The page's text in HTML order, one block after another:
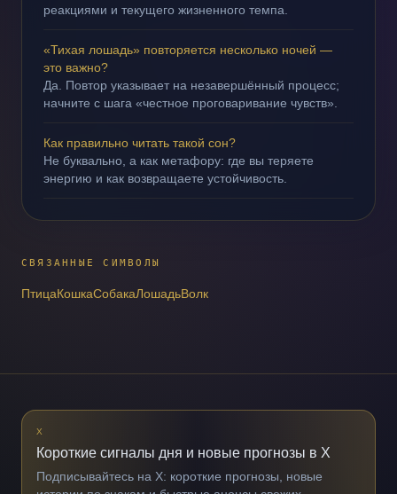
реакциями и текущего жизненного темпа.
«Тихая лошадь» повторяется несколько ночей —
это важно?
Да. Повтор указывает на незавершённый процесс;
начните с шага «честное проговаривание чувств».
Как правильно читать такой сон?
Не буквально, а как метафору: где вы теряете
энергию и как возвращаете устойчивость.
СВЯЗАННЫЕ СИМВОЛЫ
ПтицаКошкаСобакаЛошадьВолк
X
Короткие сигналы дня и новые прогнозы в X
Подписывайтесь на X: короткие прогнозы, новые